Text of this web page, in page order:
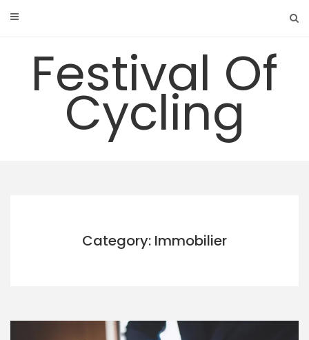
Festival Of
Cycling
Category: Immobilier